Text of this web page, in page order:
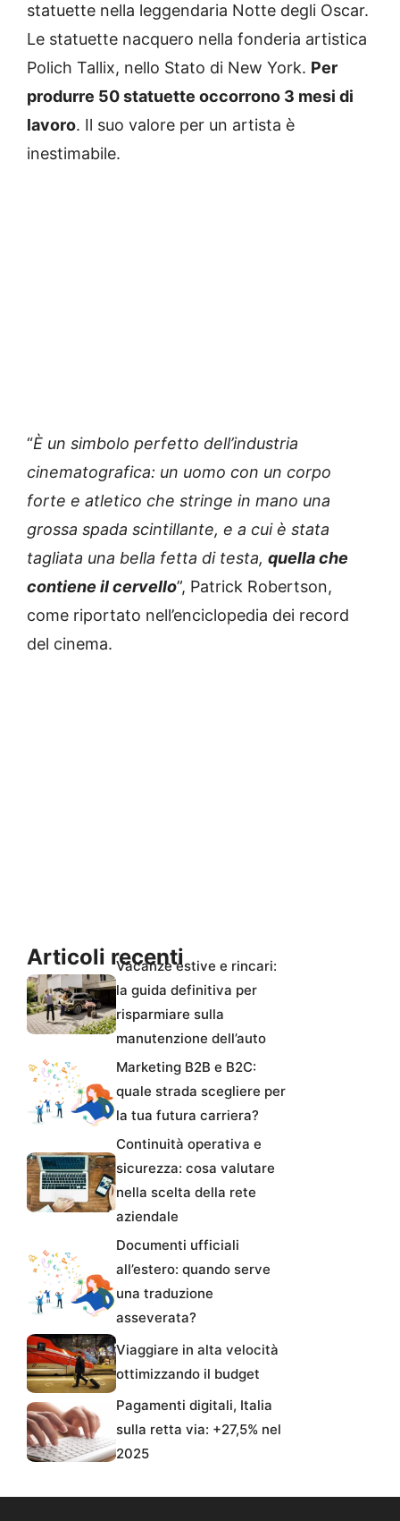
statuette nella leggendaria Notte degli Oscar.
Le statuette nacquero nella fonderia artistica
Polich Tallix, nello Stato di New York. Per
produrre 50 statuette occorrono 3 mesi di
lavoro. Il suo valore per un artista è
inestimabile.
“È un simbolo perfetto dell’industria
cinematografica: un uomo con un corpo
forte e atletico che stringe in mano una
grossa spada scintillante, e a cui è stata
tagliata una bella fetta di testa, quella che
contiene il cervello”, Patrick Robertson,
come riportato nell’enciclopedia dei record
del cinema.
Articoli recentiVacanze estive e rincari:
la guida definitiva per
risparmiare sulla
manutenzione dell’auto
Marketing B2B e B2C:
quale strada scegliere per
la tua futura carriera?
Continuità operativa e
sicurezza: cosa valutare
nella scelta della rete
aziendale
Documenti ufficiali
all’estero: quando serve
una traduzione
asseverata?
Viaggiare in alta velocità
ottimizzando il budget
Pagamenti digitali, Italia
sulla retta via: +27,5% nel
2025